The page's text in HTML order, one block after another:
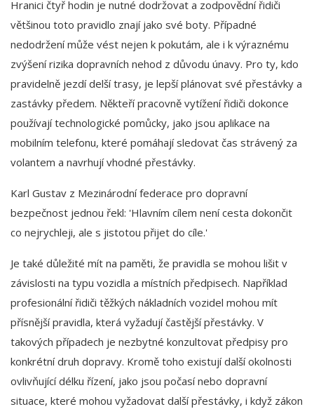
Hranici čtyř hodin je nutné dodržovat a zodpovědní řidiči
většinou toto pravidlo znají jako své boty. Případné
nedodržení může vést nejen k pokutám, ale i k výraznému
zvýšení rizika dopravních nehod z důvodu únavy. Pro ty, kdo
pravidelně jezdí delší trasy, je lepší plánovat své přestávky a
zastávky předem. Někteří pracovně vytížení řidiči dokonce
používají technologické pomůcky, jako jsou aplikace na
mobilním telefonu, které pomáhají sledovat čas strávený za
volantem a navrhují vhodné přestávky.
Karl Gustav z Mezinárodní federace pro dopravní
bezpečnost jednou řekl: 'Hlavním cílem není cesta dokončit
co nejrychleji, ale s jistotou přijet do cíle.'
Je také důležité mít na paměti, že pravidla se mohou lišit v
závislosti na typu vozidla a místních předpisech. Například
profesionální řidiči těžkých nákladních vozidel mohou mít
přísnější pravidla, která vyžadují častější přestávky. V
takových případech je nezbytné konzultovat předpisy pro
konkrétní druh dopravy. Kromě toho existují další okolnosti
ovlivňující délku řízení, jako jsou počasí nebo dopravní
situace, které mohou vyžadovat další přestávky, i když zákon